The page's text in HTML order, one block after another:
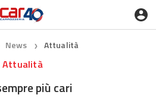
News ❯ Attualità
Attualità
più cari